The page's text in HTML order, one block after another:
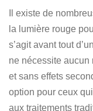
Il existe de
la lumière rouge
s’agit avant tout
ne nécessite aucun
et sans effets
option pour ceux
aux traitements